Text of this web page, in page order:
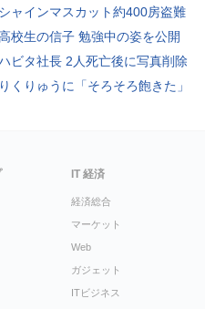
シャインマスカット約400房盗難
校生の信子 勉強中の姿を公開
ビタ社長 2人死亡後に写真削除
りくりゅうに「そろそろ飽きた」
IT 経済
経済総合
マーケット
Web
ガジェット
ITビジネス